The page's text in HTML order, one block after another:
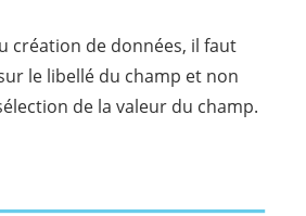
création de données, il faut
le libellé du champ et non
de la valeur du champ.